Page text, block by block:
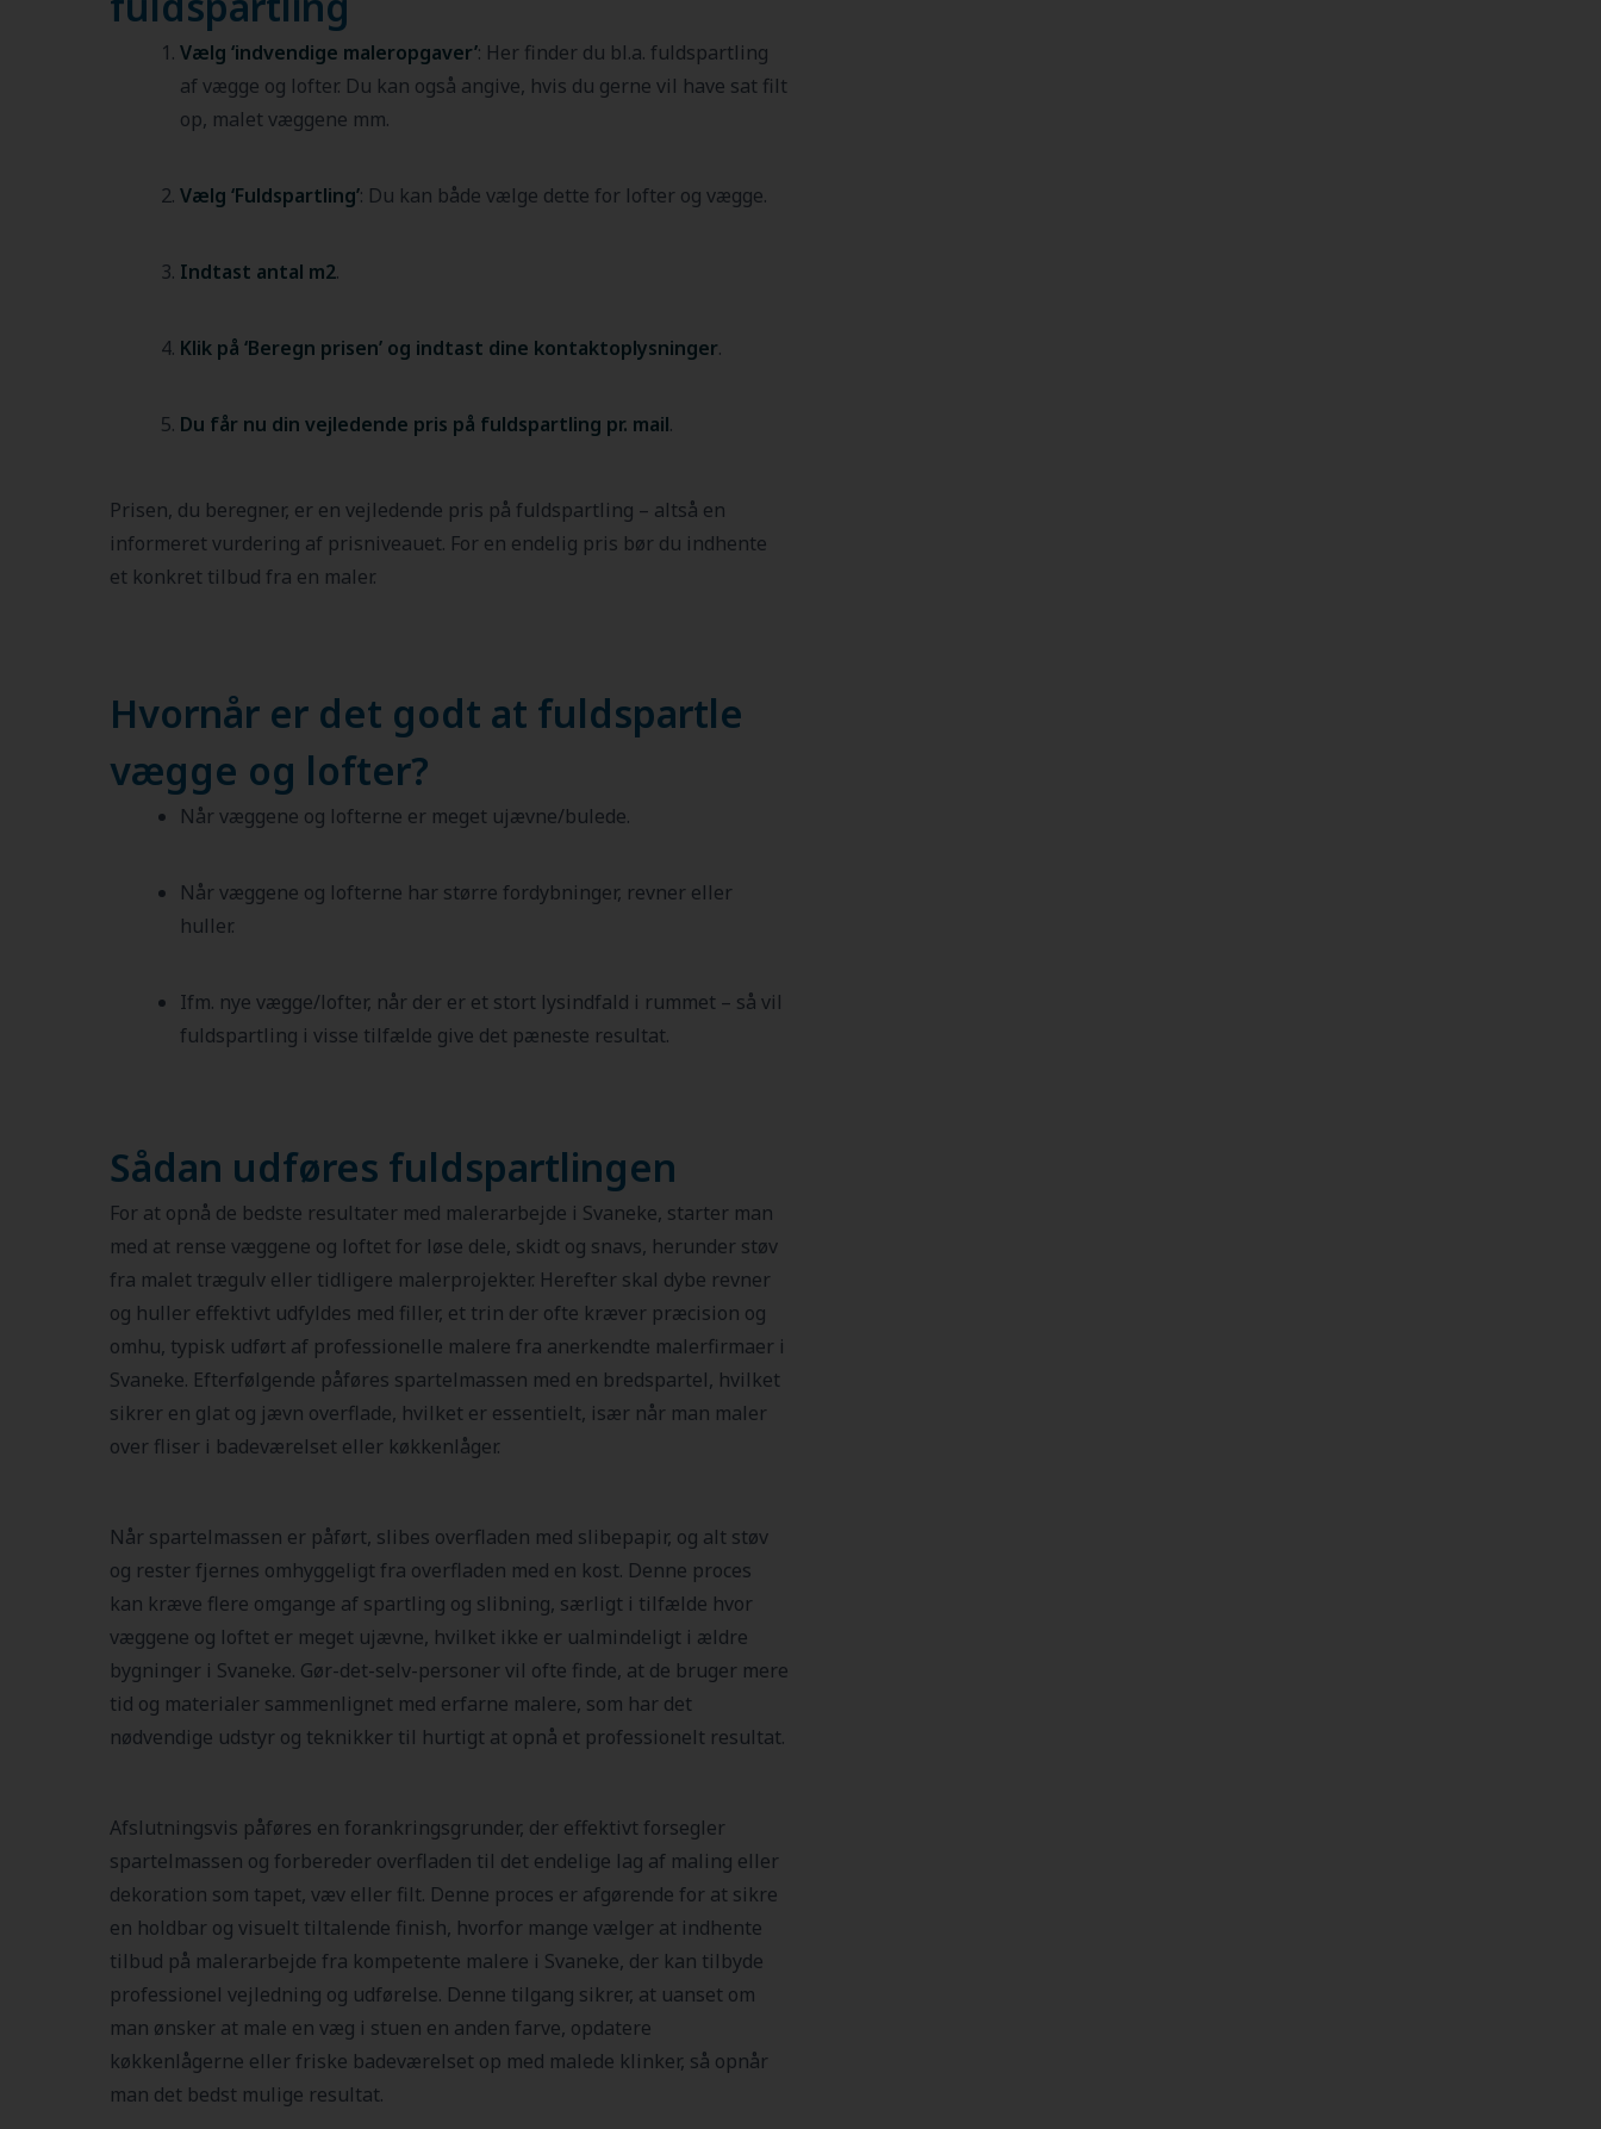
Vælg ‘indvendige maleropgaver’: Her finder du bl.a. fuldspartling
af vægge og lofter. Du kan også angive, hvis du gerne vil have sat filt
op, malet væggene mm.
Vælg ‘Fuldspartling’: Du kan både vælge dette for lofter og vægge.
Indtast antal m2.
Klik på ‘Beregn prisen’ og indtast dine kontaktoplysninger.
Du får nu din vejledende pris på fuldspartling pr. mail.
Prisen, du beregner, er en vejledende pris på fuldspartling – altså en
informeret vurdering af prisniveauet. For en endelig pris bør du indhente
et konkret tilbud fra en maler.
Hvornår er det godt at fuldspartle
vægge og lofter?
Når væggene og lofterne er meget ujævne/bulede.
Når væggene og lofterne har større fordybninger, revner eller
huller.
Ifm. nye vægge/lofter, når der er et stort lysindfald i rummet – så vil
fuldspartling i visse tilfælde give det pæneste resultat.
Sådan udføres fuldspartlingen
For at opnå de bedste resultater med malerarbejde i Svaneke, starter man
med at rense væggene og loftet for løse dele, skidt og snavs, herunder støv
fra malet trægulv eller tidligere malerprojekter. Herefter skal dybe revner
og huller effektivt udfyldes med filler, et trin der ofte kræver præcision og
omhu, typisk udført af professionelle malere fra anerkendte malerfirmaer i
Svaneke. Efterfølgende påføres spartelmassen med en bredspartel, hvilket
sikrer en glat og jævn overflade, hvilket er essentielt, især når man maler
over fliser i badeværelset eller køkkenlåger.
Når spartelmassen er påført, slibes overfladen med slibepapir, og alt støv
og rester fjernes omhyggeligt fra overfladen med en kost. Denne proces
kan kræve flere omgange af spartling og slibning, særligt i tilfælde hvor
væggene og loftet er meget ujævne, hvilket ikke er ualmindeligt i ældre
bygninger i Svaneke. Gør-det-selv-personer vil ofte finde, at de bruger mere
tid og materialer sammenlignet med erfarne malere, som har det
nødvendige udstyr og teknikker til hurtigt at opnå et professionelt resultat.
Afslutningsvis påføres en forankringsgrunder, der effektivt forsegler
spartelmassen og forbereder overfladen til det endelige lag af maling eller
dekoration som tapet, væv eller filt. Denne proces er afgørende for at sikre
en holdbar og visuelt tiltalende finish, hvorfor mange vælger at indhente
tilbud på malerarbejde fra kompetente malere i Svaneke, der kan tilbyde
professionel vejledning og udførelse. Denne tilgang sikrer, at uanset om
man ønsker at male en væg i stuen en anden farve, opdatere
køkkenlågerne eller friske badeværelset op med malede klinker, så opnår
man det bedst mulige resultat.